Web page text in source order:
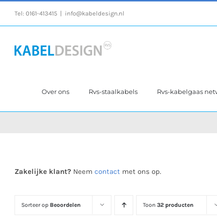
Tel: 0161-413415 info@kabeldesign.nl
Over ons Rvs-staalkabels Rvs-kabelgaas
Zakelijke klant?Neem contactmet ons op.
Sorteer op Beoordelen Toon 32 producten